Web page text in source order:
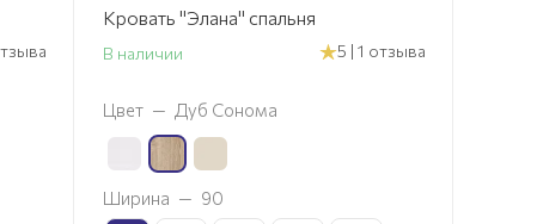
Кровать "Элана" спальня
В наличии 5 | 1 отзыва
Цвет — Дуб Сонома
Ширина — 90